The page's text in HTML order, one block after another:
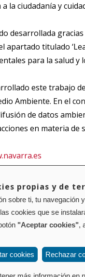
la ciudadanía y
desarrollada
apartado titulado
para la salud y
este trabajo
Ambiente. En el
de datos
en materia de
Política de cookies
nº 38, 2º Dcha -
propias y de
sobre ti, tu navegación
cookies que se
"Aceptar cookies",
cookies Rechazar